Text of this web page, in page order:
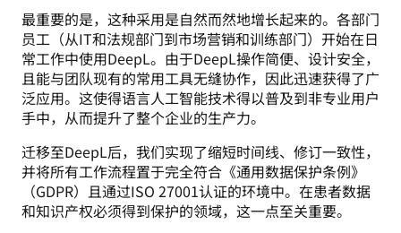
最重要的是，这种采用是自然而然地增长起来的。各部门
员工（从IT和法规部门到市场营销和训练部门）开始在日
常工作中使用DeepL。由于DeepL操作简便、设计安全，
且能与团队现有的常用工具无缝协作，因此迅速获得了广
泛应用。这使得语言人工智能技术得以普及到非专业用户
手中，从而提升了整个企业的生产力。
迁移至DeepL后，我们实现了缩短时间线、修订一致性，
并将所有工作流程置于完全符合《通用数据保护条例》
（GDPR）且通过ISO 27001认证的环境中。在患者数据
和知识产权必须得到保护的领域，这一点至关重要。